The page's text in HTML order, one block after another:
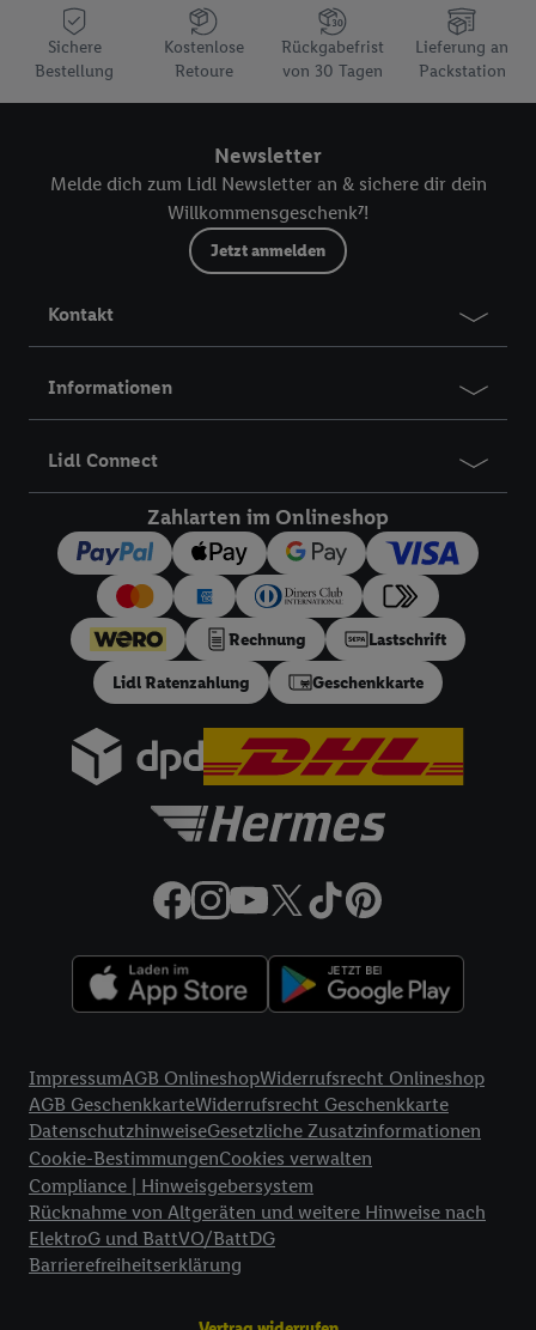
Sichere
Bestellung
Kostenlose
Retoure
Rückgabefrist
von 30 Tagen
Lieferung an
Packstation
Newsletter
Melde dich zum Lidl Newsletter an & sichere dir dein
Willkommensgeschenk⁷!
Jetzt anmelden
Kontakt
Informationen
Lidl Connect
Zahlarten im Onlineshop
Rechnung Lastschrift
Lidl Ratenzahlung Geschenkkarte
ImpressumAGB OnlineshopWiderrufsrecht Onlineshop
AGB GeschenkkarteWiderrufsrecht Geschenkkarte
DatenschutzhinweiseGesetzliche Zusatzinformationen
Cookie-BestimmungenCookies verwalten
Compliance | Hinweisgebersystem
Rücknahme von Altgeräten und weitere Hinweise nach
ElektroG und BattVO/BattDG
Barrierefreiheitserklärung